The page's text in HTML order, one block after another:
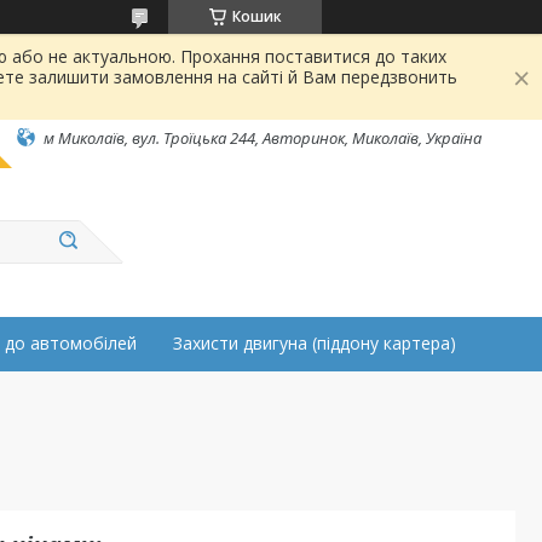
Кошик
або не актуальною. Прохання поставитися до таких
залишити замовлення на сайті й Вам передзвонить
м Миколаїв, вул. Троїцька 244, Авторинок, Миколаїв, Україна
автомобілей Захисти двигуна (піддону картера)